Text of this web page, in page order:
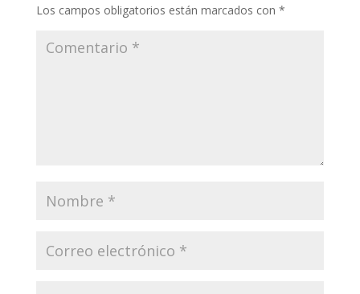
Los campos obligatorios están marcados con *